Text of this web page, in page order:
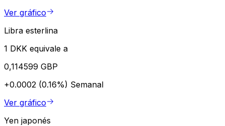
Ver gráfico
Libra esterlina
1 DKK equivale a
0,114599 GBP
+0.0002 (0.16%) Semanal
Ver gráfico
Yen japonés